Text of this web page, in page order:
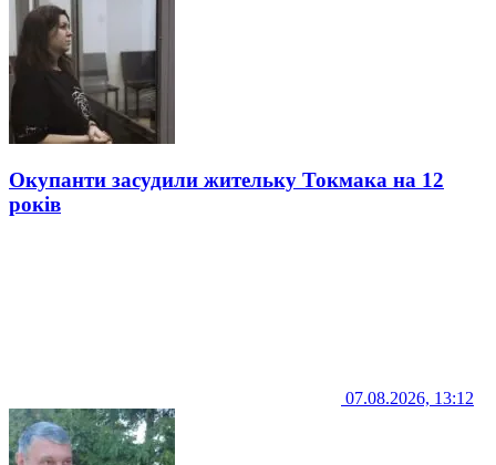
Окупанти засудили жительку Токмака на 12
років
07.08.2026, 13:12